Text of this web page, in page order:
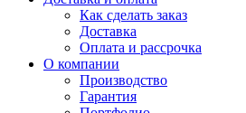
Как сделать заказ
Доставка
Оплата и рассрочка
О компании
Производство
Гарантия